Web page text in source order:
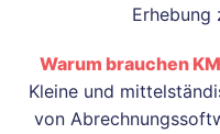
Erhebung
Warum brauchen
Kleine und
von